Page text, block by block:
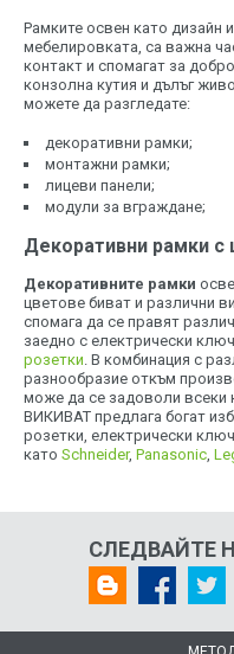
Рамките освен като дизайн
мебелировката, са важна
контакт и спомагат за
конзолна кутия и дълъг
можете да разгледате:
декоративни рамки;
монтажни рамки;
лицеви панели;
модули за вграждане;
Декоративни рамки с
Декоративните рамки
цветове биват и различни
спомага да се правят
заедно с електрически
розетки . В комбинация с
разнообразие откъм
може да се задоволи всеки
ВИКИВАТ предлага богат
розетки, електрически
като Schneider, Panasonic
СЛЕДВАЙТЕ